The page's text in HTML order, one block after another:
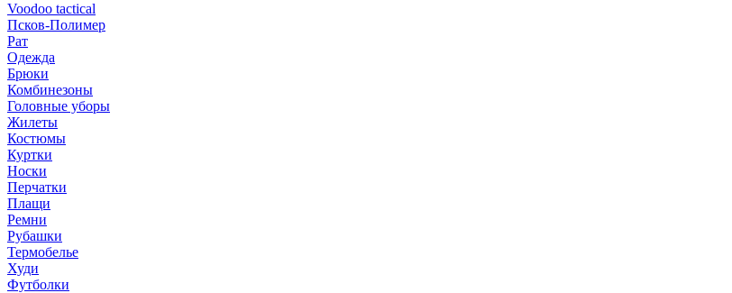
Voodoo tactical
Псков-Полимер
Рат
Одежда
Брюки
Комбинезоны
Головные уборы
Жилеты
Костюмы
Куртки
Носки
Перчатки
Плащи
Ремни
Рубашки
Термобелье
Худи
Футболки